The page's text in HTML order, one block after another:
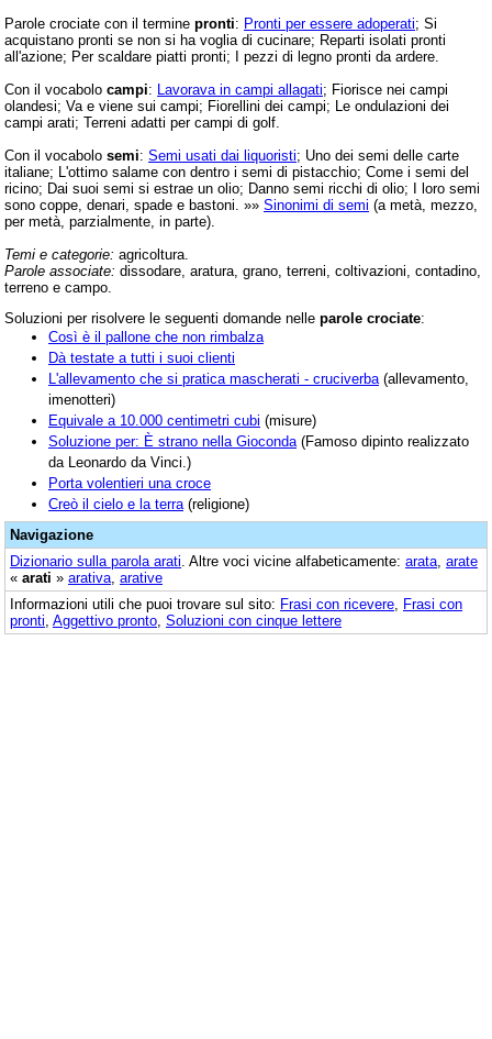
Parole crociate con il termine pronti: Pronti per essere adoperati; Si
acquistano pronti se non si ha voglia di cucinare; Reparti isolati pronti
all'azione; Per scaldare piatti pronti; I pezzi di legno pronti da ardere.
Con il vocabolo campi: Lavorava in campi allagati; Fiorisce nei campi
olandesi; Va e viene sui campi; Fiorellini dei campi; Le ondulazioni dei
campi arati; Terreni adatti per campi di golf.
Con il vocabolo semi: Semi usati dai liquoristi; Uno dei semi delle carte
italiane; L'ottimo salame con dentro i semi di pistacchio; Come i semi del
ricino; Dai suoi semi si estrae un olio; Danno semi ricchi di olio; I loro semi
sono coppe, denari, spade e bastoni. »» Sinonimi di semi (a metà, mezzo,
per metà, parzialmente, in parte).
Temi e categorie: agricoltura.
Parole associate: dissodare, aratura, grano, terreni, coltivazioni, contadino,
terreno e campo.
Soluzioni per risolvere le seguenti domande nelle parole crociate:
Così è il pallone che non rimbalza
Dà testate a tutti i suoi clienti
L'allevamento che si pratica mascherati - cruciverba (allevamento,
imenotteri)
Equivale a 10.000 centimetri cubi (misure)
Soluzione per: È strano nella Gioconda (Famoso dipinto realizzato
da Leonardo da Vinci.)
Porta volentieri una croce
Creò il cielo e la terra (religione)
Navigazione
Dizionario sulla parola arati . Altre voci vicine alfabeticamente: arata arate
« arati » arativa arative
Informazioni utili che puoi trovare sul sito: Frasi con ricevere Frasi con
pronti Aggettivo pronto Soluzioni con cinque lettere